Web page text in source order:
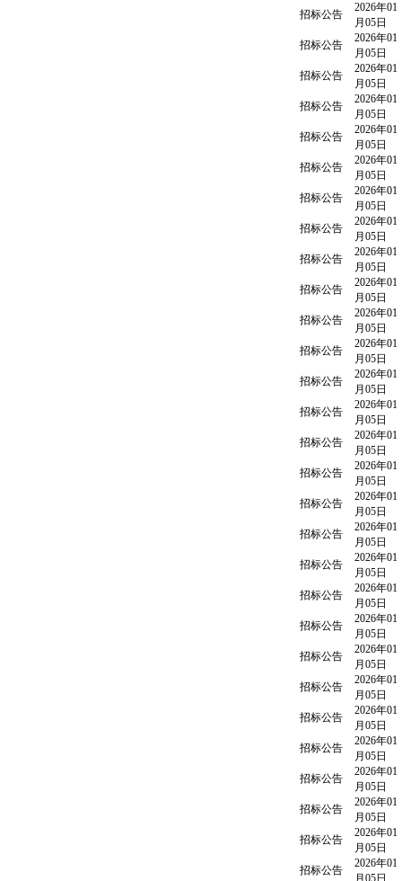
招标公告
2026年01
月05日
招标公告
2026年01
月05日
招标公告
2026年01
月05日
招标公告
2026年01
月05日
招标公告
2026年01
月05日
招标公告
2026年01
月05日
招标公告
2026年01
月05日
招标公告
2026年01
月05日
招标公告
2026年01
月05日
招标公告
2026年01
月05日
招标公告
2026年01
月05日
招标公告
2026年01
月05日
招标公告
2026年01
月05日
招标公告
2026年01
月05日
招标公告
2026年01
月05日
招标公告
2026年01
月05日
招标公告
2026年01
月05日
招标公告
2026年01
月05日
招标公告
2026年01
月05日
招标公告
2026年01
月05日
招标公告
2026年01
月05日
招标公告
2026年01
月05日
招标公告
2026年01
月05日
招标公告
2026年01
月05日
招标公告
2026年01
月05日
招标公告
2026年01
月05日
招标公告
2026年01
月05日
招标公告
2026年01
月05日
招标公告
2026年01
月05日